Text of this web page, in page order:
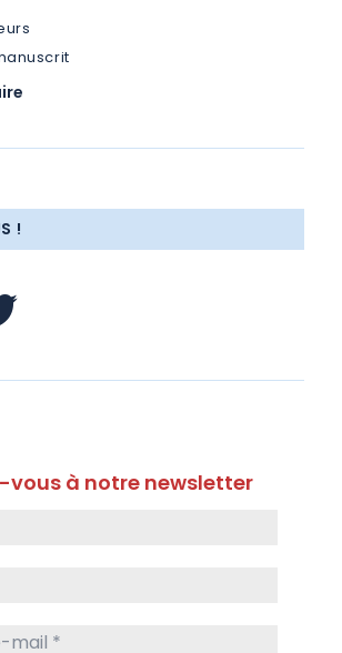
!
vous à notre newsletter